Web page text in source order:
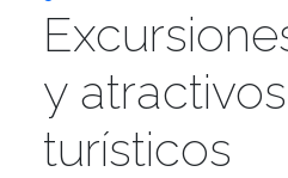
y atractivos
turísticos